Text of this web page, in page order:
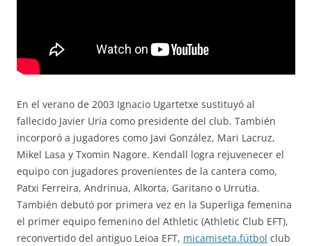
En el verano de 2003 Ignacio Ugartetxe sustituyó al
fallecido Javier Uria como presidente del club. También
incorporó a jugadores como Javi González, Mari Lacruz,
Mikel Lasa y Txomin Nagore. Kendall logra rejuvenecer el
equipo con jugadores provenientes de la cantera como,
Patxi Ferreira, Andrinua, Alkorta, Garitano o Urrutia.
También debutó por primera vez en la Superliga femenina
el primer equipo femenino del Athletic (Athletic Club EFT),
reconvertido del antiguo Leioa EFT, micamiseta.fútbol club